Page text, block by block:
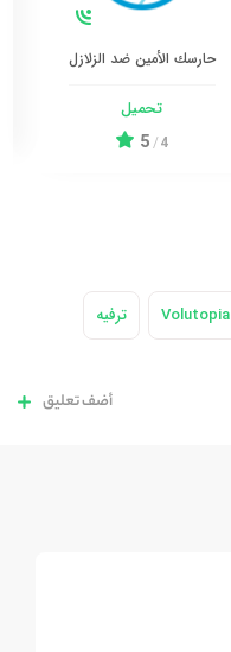
حارسك الأمين ضد الزلازل
تحميل
4
/
5
Volutopia ترفيه
أضف تعليق